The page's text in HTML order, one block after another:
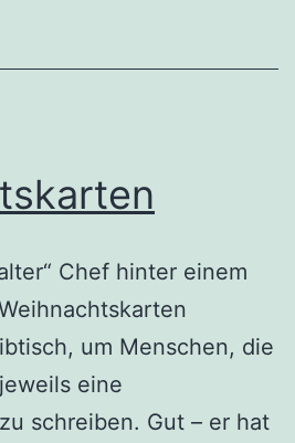
Chef hinter einem
um Menschen, die
eine
schreiben. Gut – er hat